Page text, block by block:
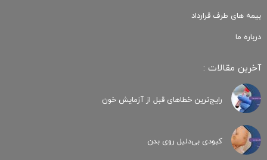
بیمه های طرف قرارداد
درباره ما
آخرین مقالات :
رایج‌ترین خطاهای قبل از آزمایش خون
کبودی‌ بی‌دلیل روی بدن